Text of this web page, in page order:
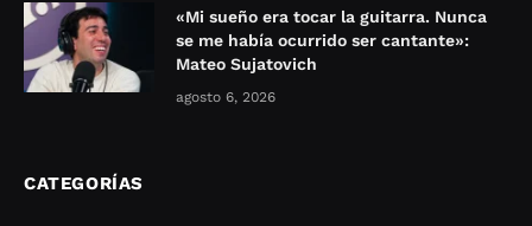
«Mi sueño era tocar la guitarra. Nunca
se me había ocurrido ser cantante»:
Mateo Sujatovich
agosto 6, 2026
CATEGORÍAS